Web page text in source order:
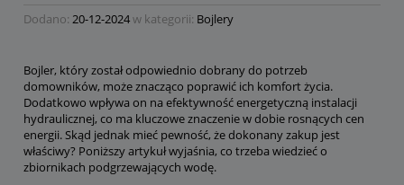
Dodano: 20-12-2024w kategorii: Bojlery
Bojler, który został odpowiednio dobrany do potrzeb
domowników, może znacząco poprawić ich komfort życia.
Dodatkowo wpływa on na efektywność energetyczną instalacji
hydraulicznej, co ma kluczowe znaczenie w dobie rosnących cen
energii. Skąd jednak mieć pewność, że dokonany zakup jest
właściwy? Poniższy artykuł wyjaśnia, co trzeba wiedzieć o
zbiornikach podgrzewających wodę.